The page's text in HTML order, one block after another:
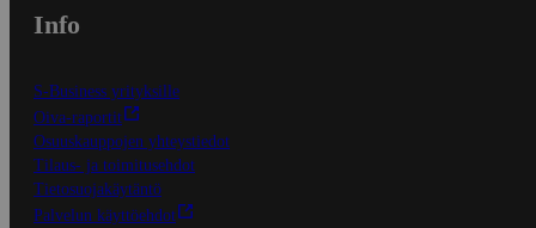
Info
S-Business yrityksille
Oiva-raportit
Osuuskauppojen yhteystiedot
Tilaus- ja toimitusehdot
Tietosuojakäytäntö
Palvelun käyttöehdot